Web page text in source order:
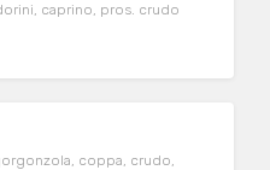
caprino, pros. crudo
coppa, crudo,